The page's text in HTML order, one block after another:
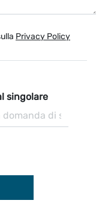
Privacy Policy
singolare